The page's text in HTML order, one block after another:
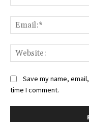
Save my name,
time I comment.